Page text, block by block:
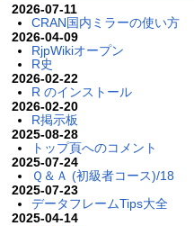
2026-07-11
CRAN国内ミラーの使い方
2026-04-09
RjpWikiオープン
R史
2026-02-22
R のインストール
2026-02-20
R掲示板
2025-08-28
トップ頁へのコメント
2025-07-24
Ｑ＆Ａ (初級者コース)/18
2025-07-23
データフレームTips大全
2025-04-14